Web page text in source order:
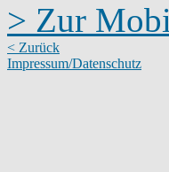
> Zur
< Zurück
Impressum/Datenschutz